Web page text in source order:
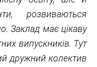
розвиваються
Заклад має цікаву
випускників. Тут
дружний колектив